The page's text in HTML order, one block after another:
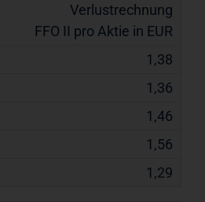
FFO II pro Aktie in EUR
1,38
1,36
1,46
1,56
1,29